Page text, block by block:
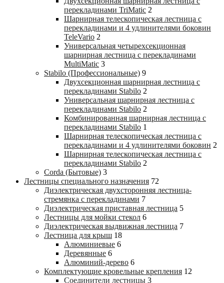
перекладинами TriMatic 2
Шарнирная телескопическая лестница с
перекладинами и 4 удлинителями боковин
TeleVario 2
Универсальная четырехсекционная
шарнирная лестница с перекладинами
MultiMatic 3
Stabilo (Профессиональные) 9
Двухсекционная шарнирная лестница с
перекладинами Stabilo 2
Универсальная шарнирная лестница с
перекладинами Stabilo 2
Комбинированная шарнирная лестница с
перекладинами Stabilo 1
Шарнирная телескопическая лестница с
перекладинами и 4 удлинителями боковин 2
Шарнирная телескопическая лестница с
перекладинами Stabilo 2
Corda (Бытовые) 3
Лестницы специального назначения 72
Диэлектрическая двухсторонняя лестница-
стремянка с перекладинами 7
Диэлектрическая приставная лестница 5
Лестницы для мойки стекол 6
Диэлектрическая выдвижная лестница 7
Лестница для крыш 18
Алюминиевые 6
Деревянные 6
Алюминий-дерево 6
Комплектующие кровельные крепления 12
Соединители лестницы 3